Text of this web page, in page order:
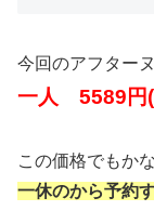
今回のアフター
一人 5589円(
この価格でもか
一休のから予約